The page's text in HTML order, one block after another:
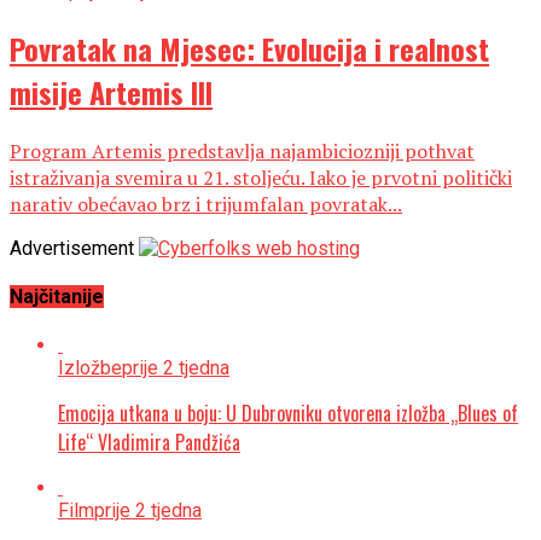
Povratak na Mjesec: Evolucija i realnost
misije Artemis III
Program Artemis predstavlja najambiciozniji pothvat
istraživanja svemira u 21. stoljeću. Iako je prvotni politički
narativ obećavao brz i trijumfalan povratak...
Advertisement
Najčitanije
Izložbeprije 2 tjedna
Emocija utkana u boju: U Dubrovniku otvorena izložba „Blues of
Life“ Vladimira Pandžića
Filmprije 2 tjedna